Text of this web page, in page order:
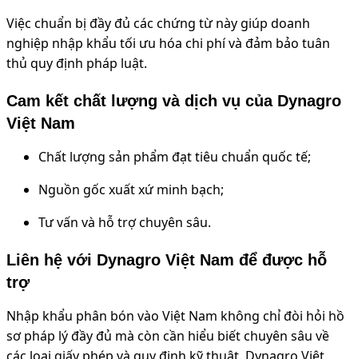
Việc chuẩn bị đầy đủ các chứng từ này giúp doanh
nghiệp nhập khẩu tối ưu hóa chi phí và đảm bảo tuân
thủ quy định pháp luật.
Cam kết chất lượng và dịch vụ của Dynagro
Việt Nam
Chất lượng sản phẩm đạt tiêu chuẩn quốc tế;
Nguồn gốc xuất xứ minh bạch;
Tư vấn và hỗ trợ chuyên sâu.
Liên hệ với Dynagro Việt Nam để được hỗ
trợ
Nhập khẩu phân bón vào Việt Nam không chỉ đòi hỏi hồ
sơ pháp lý đầy đủ mà còn cần hiểu biết chuyên sâu về